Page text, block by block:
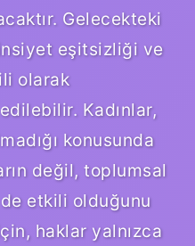
Gelecekteki
eşitsizliği ve
olarak
Kadınlar,
konusunda
değil, toplumsal
etkili olduğunu
haklar yalnızca